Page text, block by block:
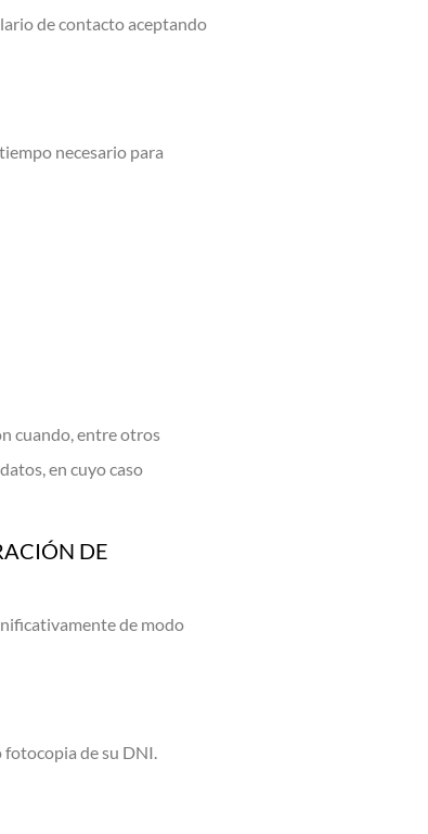
de contacto aceptando
necesario para
cuando, entre otros
en cuyo caso
DE
de modo
fotocopia de su DNI.